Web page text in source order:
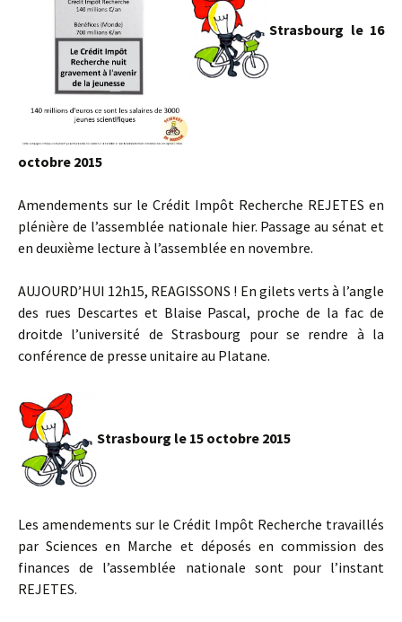
Strasbourg le 16
octobre 2015
Amendements sur le Crédit Impôt Recherche REJETES en
plénière de l’assemblée nationale hier. Passage au sénat et
en deuxième lecture à l’assemblée en novembre.
AUJOURD’HUI 12h15, REAGISSONS ! En gilets verts à l’angle
des rues Descartes et Blaise Pascal, proche de la fac de
droitde l’université de Strasbourg pour se rendre à la
conférence de presse unitaire au Platane.
Strasbourg le 15 octobre 2015
Les amendements sur le Crédit Impôt Recherche travaillés
par Sciences en Marche et déposés en commission des
finances de l’assemblée nationale sont pour l’instant
REJETES.